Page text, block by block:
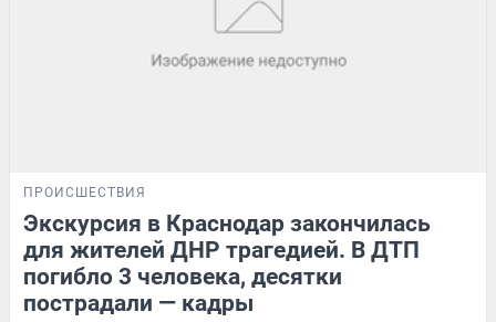
ПРОИСШЕСТВИЯ
Экскурсия в Краснодар закончилась
для жителей ДНР трагедией. В ДТП
погибло 3 человека, десятки
пострадали — кадры